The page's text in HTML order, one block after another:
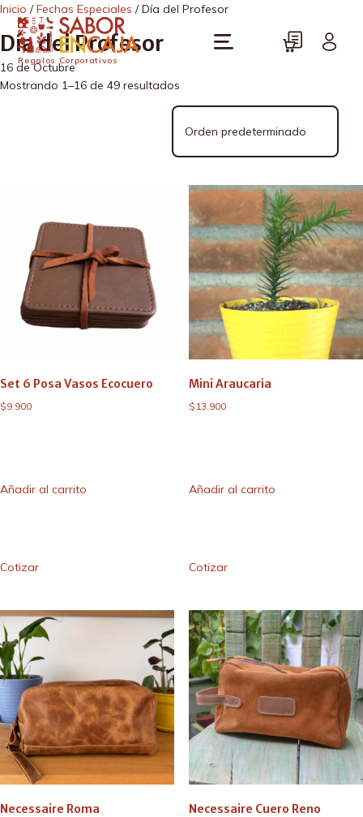
Regalos Corporativos
Inicio /Fechas Especiales / Día del Profesor
Día del Profesor
16 de Octubre
Mostrando 1–16 de 49 resultados
Set 6 Posa Vasos Ecocuero
$9.900
Añadir al carrito
Cotizar
Mini Araucaria
$13.900
Añadir al carrito
Cotizar
Necessaire Roma Necessaire Cuero Reno